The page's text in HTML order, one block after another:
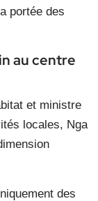
portée des
au centre
et ministre
locales, Nga
des